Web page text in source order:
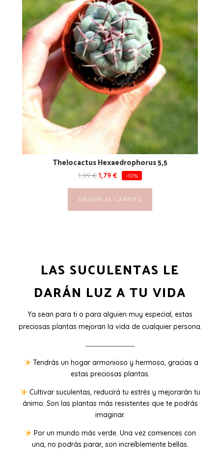
Thelocactus Hexaedrophorus 5,5
1,99€ 1,79 € -10%
AÑADIR AL CARRITO
LAS SUCULENTAS LE
DARÁN LUZ A TU VIDA
Ya sean para ti o para alguien muy especial, estas
preciosas plantas mejoran la vida de cualquier persona.
Tendrás un hogar armonioso y hermoso, gracias a
estas preciosas plantas.
Cultivar suculentas, reducirá tu estrés y mejorarán tu
ánimo. Son las plantas más resistentes que te podrás
imaginar.
Por un mundo más verde. Una vez comiences con
una, no podrás parar, son increíblemente bellas.